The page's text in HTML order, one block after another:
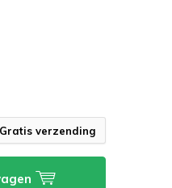
Gratis verzending